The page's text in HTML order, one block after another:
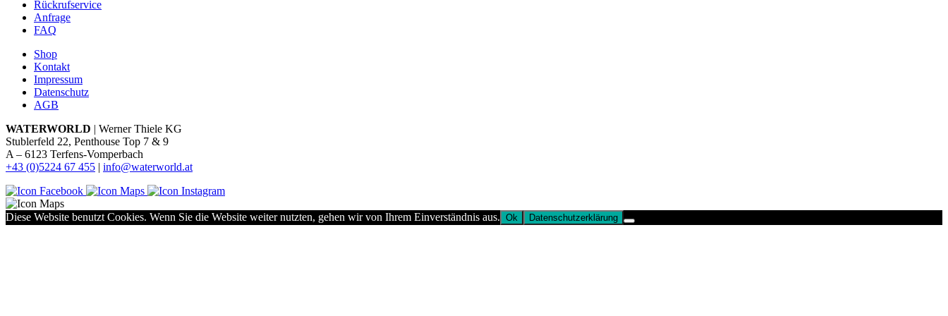
Rückrufservice
Anfrage
FAQ
Shop
Kontakt
Impressum
Datenschutz
AGB
WATERWORLD | Werner Thiele KG
Stublerfeld 22, Penthouse Top 7 & 9
A – 6123 Terfens-Vomperbach
+43 (0)5224 67 455 | info@waterworld.at
Diese Website benutzt Cookies. Wenn Sie die Website weiter nutzten, gehen wir von Ihrem Einverständnis aus. Ok Datenschutzerklärung